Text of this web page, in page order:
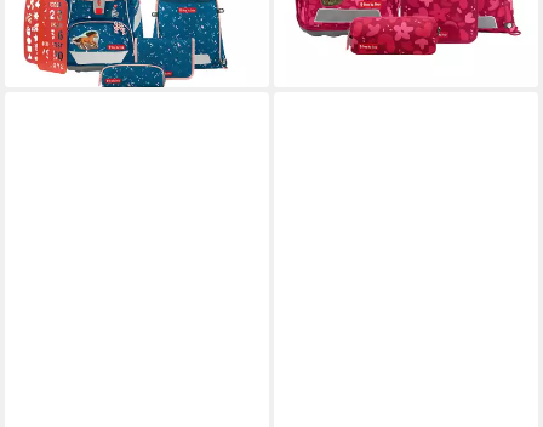
-28%
lieferbar - in 2-3 Werktagen bei dir
lieferbar - in 2-3 Werktagen bei dir